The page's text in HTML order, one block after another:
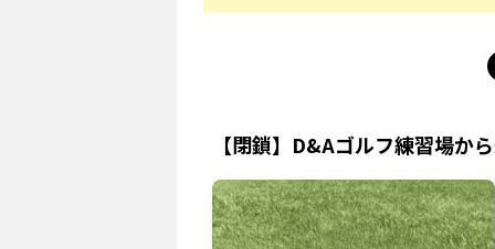
【閉鎖】D&Aゴルフ練習場か